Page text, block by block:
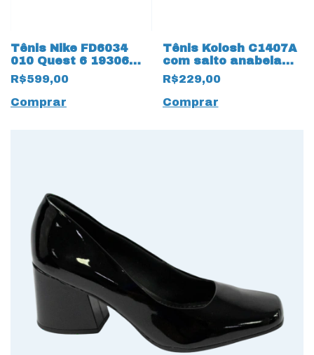
Tênis Nike FD6034
010 Quest 6 19306
Cinza Metálico
R$599,00
Comprar
Tênis Kolosh C1407A
com salto anabela
Almeria Green 14158
Verde Claro
R$229,00
Comprar